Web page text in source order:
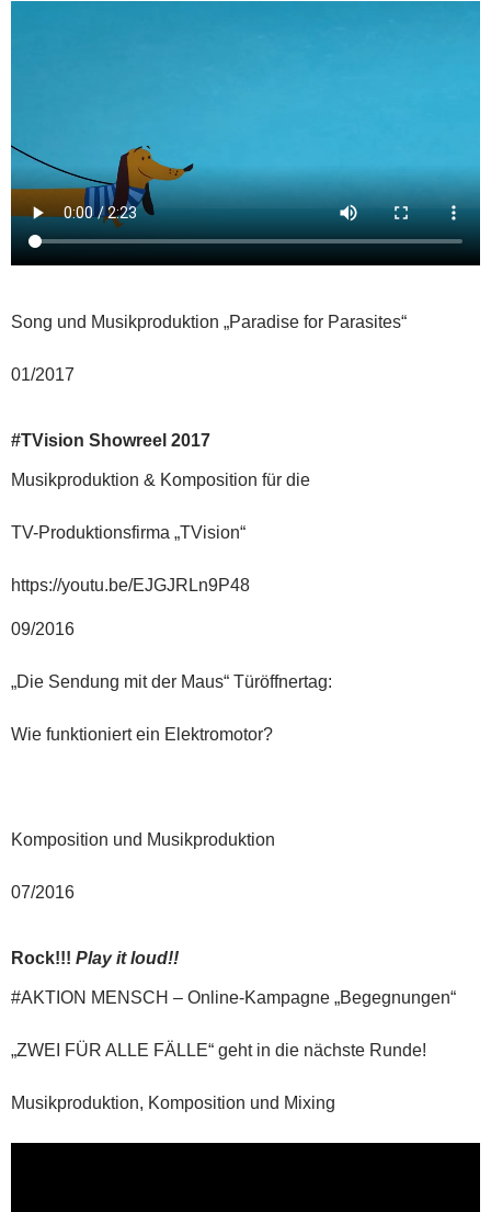
Song und Musikproduktion „Paradise for Parasites“
01/2017
#TVision Showreel 2017
Musikproduktion & Komposition für die
TV-Produktionsfirma „TVision“
https://youtu.be/EJGJRLn9P48
09/2016
„Die Sendung mit der Maus“ Türöffnertag:
Wie funktioniert ein Elektromotor?
Komposition und Musikproduktion
07/2016
Rock!!! Play it loud!!
#AKTION MENSCH – Online-Kampagne „Begegnungen“
„ZWEI FÜR ALLE FÄLLE“ geht in die nächste Runde!
Musikproduktion, Komposition und Mixing